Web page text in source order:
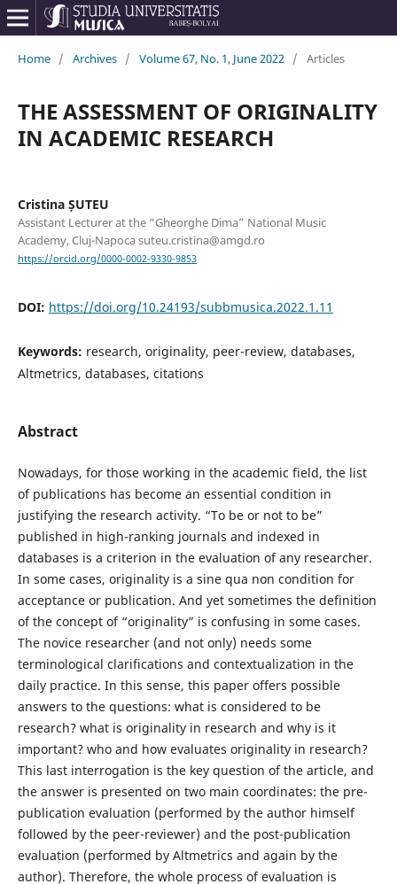
Home / Archives / Volume 67, No. 1, June 2022 / Articles
THE ASSESSMENT OF ORIGINALITY
IN ACADEMIC RESEARCH
Cristina ȘUTEU
Assistant Lecturer at the “Gheorghe Dima” National Music
Academy, Cluj-Napoca suteu.cristina@amgd.ro
https://orcid.org/0000-0002-9330-9853
DOI: https://doi.org/10.24193/subbmusica.2022.1.11
Keywords: research, originality, peer-review, databases,
Altmetrics, databases, citations
Abstract
Nowadays, for those working in the academic field, the list
of publications has become an essential condition in
justifying the research activity. “To be or not to be”
published in high-ranking journals and indexed in
databases is a criterion in the evaluation of any researcher.
In some cases, originality is a sine qua non condition for
acceptance or publication. And yet sometimes the definition
of the concept of “originality” is confusing in some cases.
The novice researcher (and not only) needs some
terminological clarifications and contextualization in the
daily practice. In this sense, this paper offers possible
answers to the questions: what is considered to be
research? what is originality in research and why is it
important? who and how evaluates originality in research?
This last interrogation is the key question of the article, and
the answer is presented on two main coordinates: the pre-
publication evaluation (performed by the author himself
followed by the peer-reviewer) and the post-publication
evaluation (performed by Altmetrics and again by the
author). Therefore, the whole process of evaluation is